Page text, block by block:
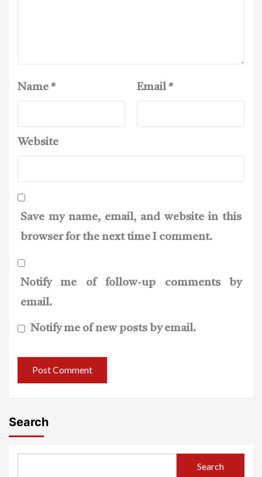
Name * Email*
Website
Save my name, email, and website in this
browser for the next time I comment.
Notify me of follow-up comments by
email.
Notify me of new posts by email.
Search
Search